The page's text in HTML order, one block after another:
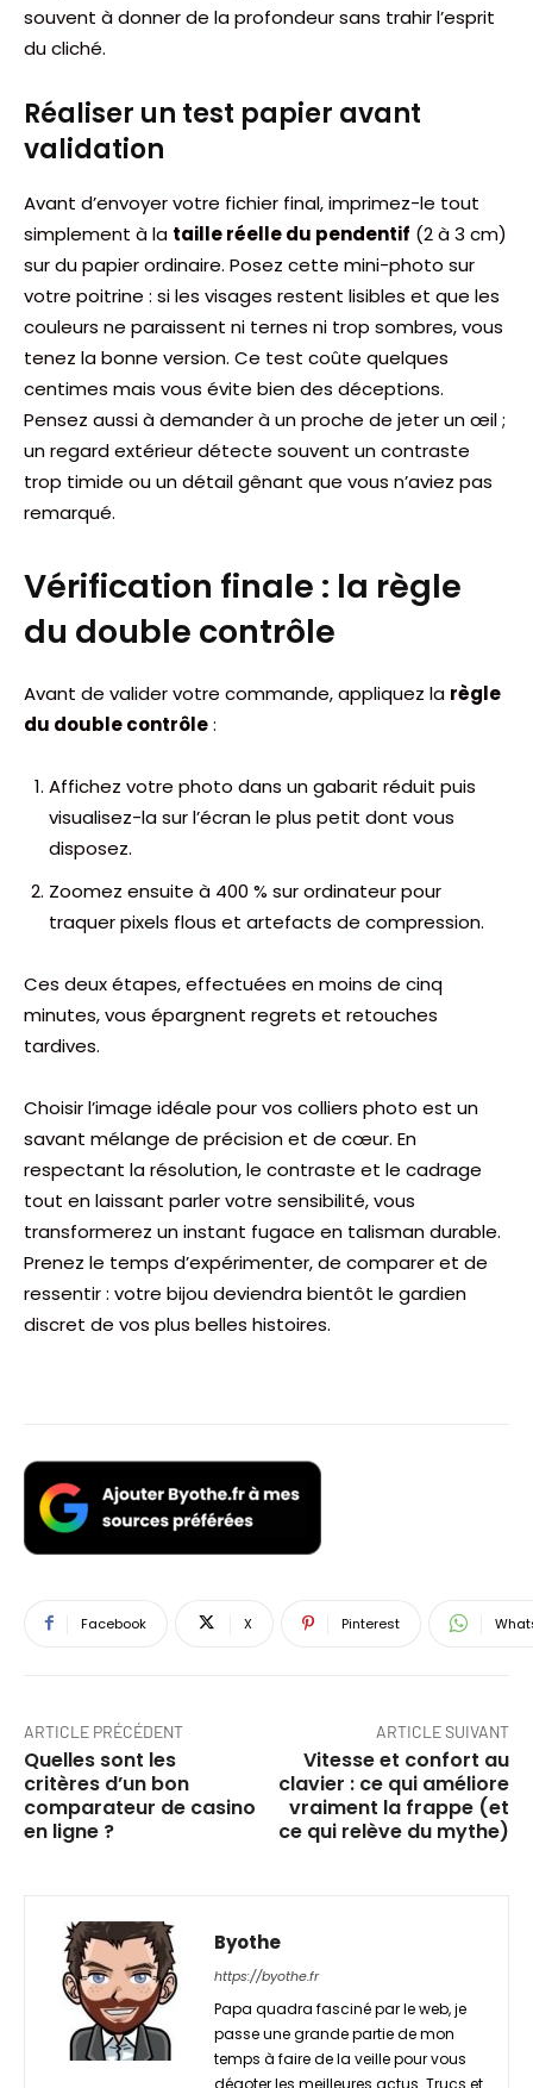
souvent à donner de la profondeur sans trahir l’esprit
du cliché.
Réaliser un test papier avant
validation
Avant d’envoyer votre fichier final, imprimez-le tout
simplement à la taille réelle du pendentif (2 à 3 cm)
sur du papier ordinaire. Posez cette mini-photo sur
votre poitrine : si les visages restent lisibles et que les
couleurs ne paraissent ni ternes ni trop sombres, vous
tenez la bonne version. Ce test coûte quelques
centimes mais vous évite bien des déceptions.
Pensez aussi à demander à un proche de jeter un œil ;
un regard extérieur détecte souvent un contraste
trop timide ou un détail gênant que vous n’aviez pas
remarqué.
Vérification finale : la règle
du double contrôle
Avant de valider votre commande, appliquez la règle
du double contrôle:
Affichez votre photo dans un gabarit réduit puis
visualisez-la sur l’écran le plus petit dont vous
disposez.
Zoomez ensuite à 400 % sur ordinateur pour
traquer pixels flous et artefacts de compression.
Ces deux étapes, effectuées en moins de cinq
minutes, vous épargnent regrets et retouches
tardives.
Choisir l’image idéale pour vos colliers photo est un
savant mélange de précision et de cœur. En
respectant la résolution, le contraste et le cadrage
tout en laissant parler votre sensibilité, vous
transformerez un instant fugace en talisman durable.
Prenez le temps d’expérimenter, de comparer et de
ressentir : votre bijou deviendra bientôt le gardien
discret de vos plus belles histoires.
Facebook X Pinterest
ARTICLE PRÉCÉDENT
Quelles sont les
critères d’un bon
comparateur de casino
en ligne ?
ARTICLE SUIVANT
Vitesse et confort au
clavier : ce qui améliore
vraiment la frappe (et
ce qui relève du mythe)
Byothe
https://byothe.fr
Papa quadra fasciné par le web, je
passe une grande partie de mon
temps à faire de la veille pour vous
dégoter les meilleures actus. Trucs et